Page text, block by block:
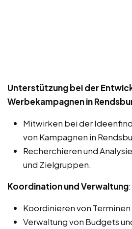
Unterstützung bei der
Werbekampagnen in
Mitwirken bei der
von Kampagnen in
Recherchieren und
und Zielgruppen.
Koordination und Verwaltung:
Koordinieren von
Verwaltung von Budgets